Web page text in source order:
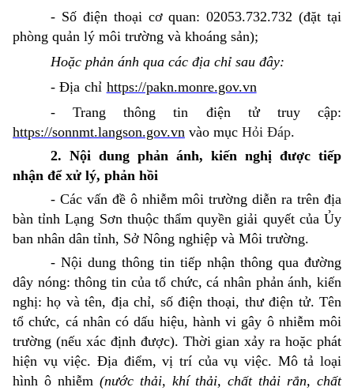
- Số điện thoại cơ quan: 02053.732.732 (đặt tại
phòng quản lý môi trường và khoáng sản);
Hoặc phản ánh qua các địa chỉ sau đây:
- Địa chỉ https://pakn.monre.gov.vn
- Trang thông tin điện tử truy cập:
https://sonnmt.langson.gov.vn vào mục Hỏi Đáp.
2. Nội dung phản ánh, kiến nghị được tiếp
nhận để xử lý, phản hồi
- Các vấn đề ô nhiễm môi trường diễn ra trên địa
bàn tỉnh Lạng Sơn thuộc thẩm quyền giải quyết của Ủy
ban nhân dân tỉnh, Sở Nông nghiệp và Môi trường.
- Nội dung thông tin tiếp nhận thông qua đường
dây nóng: thông tin của tổ chức, cá nhân phản ánh, kiến
nghị: họ và tên, địa chỉ, số điện thoại, thư điện tử. Tên
tổ chức, cá nhân có dấu hiệu, hành vi gây ô nhiễm môi
trường (nếu xác định được). Thời gian xảy ra hoặc phát
hiện vụ việc. Địa điểm, vị trí của vụ việc. Mô tả loại
hình ô nhiễm (nước thải, khí thải, chất thải rắn, chất